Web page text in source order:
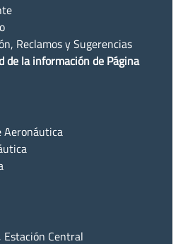
Reclamos y Sugerencias
de la información de Página
Aeronáutica
Central